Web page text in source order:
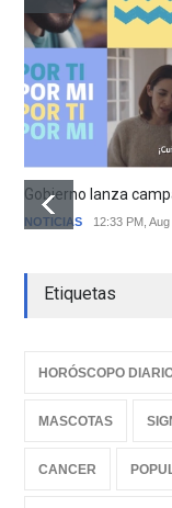
Gobierno lanza
NOTICIAS 12:33 PM,
Etiquetas
HORÓSCOPO
MASCOTAS
CANCER